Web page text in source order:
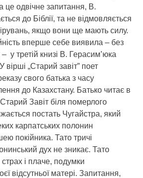
це одвічне запитання, В.
до Біблії, та не відмовляється
якщо вони ще мають силу.
вперше себе виявила – без
у третій книзі В. Герасим’юка
вірші „Старий завіт” поет
свого батька з часу
до Казахстану. Батько читає в
Завіт біля померлого
постать Чугайстра, який
карпатських полонин
покійника. Тато тричі
дух не зникає. Тато
і плаче, подумки
відсутньої матері. Запитання,